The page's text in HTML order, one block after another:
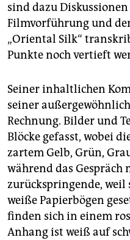
sind dazu
Filmvorführung und
„Oriental Silk“
Punkte noch vertieft
Seiner inhaltlichen
seiner
Rechnung. Bilder und
Blöcke gefasst, wobei
zartem Gelb, Grün,
während das Gespräch
zurückspringende, weil
weiße Papierbögen
finden sich in einem
Anhang ist weiß auf